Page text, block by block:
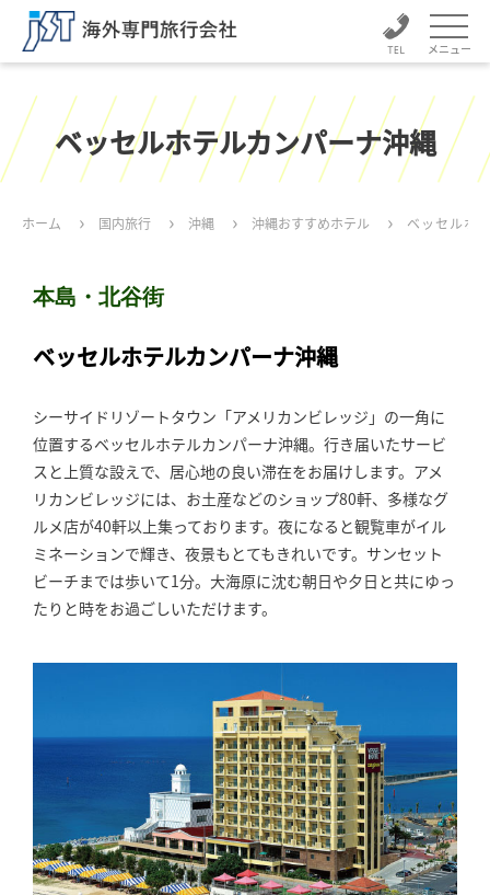
メニュー
ベッセルホテルカンパーナ沖縄
ホーム 国内旅行 沖縄 沖縄おすすめホテル ベッセルホ
本島・北谷街
ベッセルホテルカンパーナ沖縄
シーサイドリゾートタウン「アメリカンビレッジ」の一角に
位置するベッセルホテルカンパーナ沖縄。行き届いたサービ
スと上質な設えで、居心地の良い滞在をお届けします。アメ
リカンビレッジには、お土産などのショップ80軒、多様なグ
ルメ店が40軒以上集っております。夜になると観覧車がイル
ミネーションで輝き、夜景もとてもきれいです。サンセット
ビーチまでは歩いて1分。大海原に沈む朝日や夕日と共にゆっ
たりと時をお過ごしいただけます。